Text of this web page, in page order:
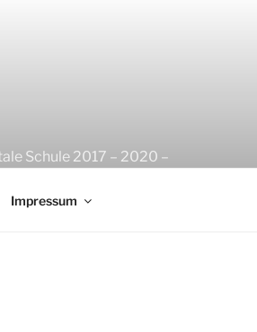
Schule 2017 – 2020 –
Impressum